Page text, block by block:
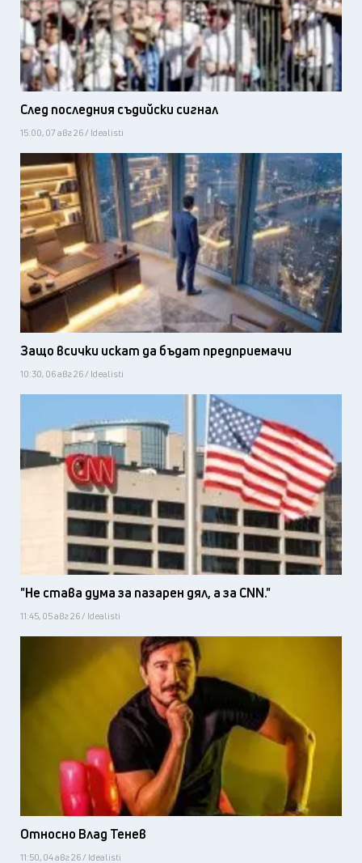
След последния съдийски сигнал
15:00, 07 авг 26 / Idealisti
Защо всички искат да бъдат предприемачи
10:30, 06 авг 26 / Idealisti
"Не става дума за пазарен дял, а за CNN."
11:45, 05 авг 26 / Idealisti
Относно Влад Тенев
11:50, 04 авг 26 / Idealisti